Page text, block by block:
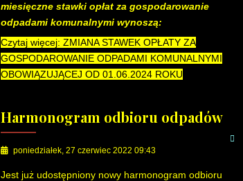
miesięczne stawki opłat za gospodarowanie
odpadami komunalnymi wynoszą:
Czytaj więcej: ZMIANA STAWEK OPŁATY ZA
GOSPODAROWANIE ODPADAMI KOMUNALNYMI
OBOWIĄZUJĄCEJ OD 01.06.2024 ROKU
Harmonogram odbioru odpadów
poniedziałek, 27 czerwiec 2022 09:43
Jest już udostępniony nowy harmonogram odbioru